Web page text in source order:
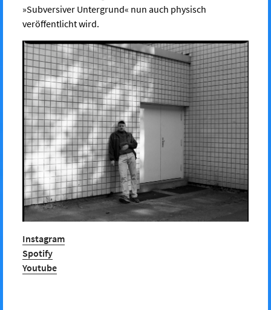
»Subversiver Untergrund« nun auch physisch
veröffentlicht wird.
Instagram
Spotify
Youtube